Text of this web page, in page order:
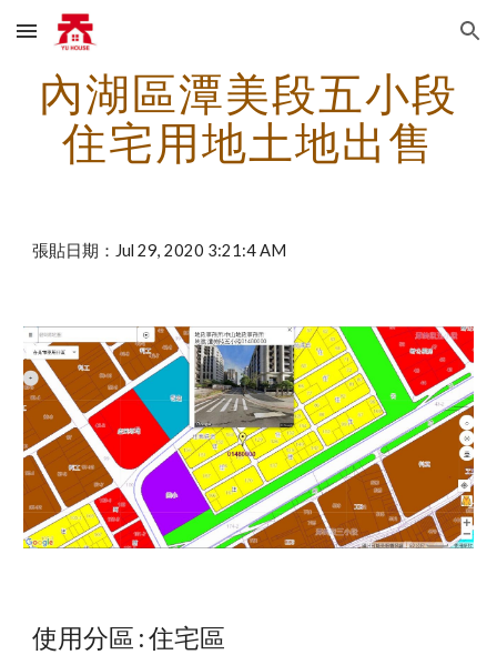
Skip to main content Skip to navigation
內湖區潭美段五小段
住宅用地土地出售
張貼日期：Jul 29, 2020 3:21:4 AM
使用分區 : 住宅區